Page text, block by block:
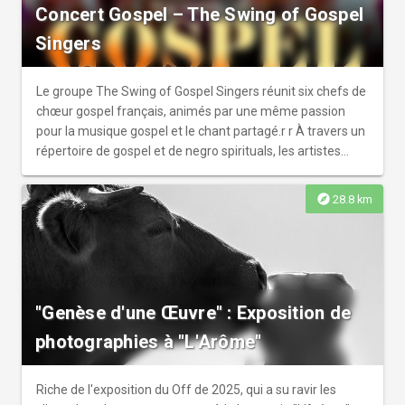
Concert Gospel – The Swing of Gospel
Singers
Le groupe The Swing of Gospel Singers réunit six chefs de
chœur gospel français, animés par une même passion
pour la musique gospel et le chant partagé.r r À travers un
répertoire de gospel et de negro spirituals, les artistes
d'espoir et de fraternité. Accompagnés d'un pianiste ou
interprétant certaines œuvres a cappella, ils revisitent les
grands classiques tout en proposant leurs propres
compositions et arrangements.r r Leurs voix aux timbres
chaleureux et complémentaires mettent à l'honneur la
tradition du « call and response », caractéristique de la
musique afro-américaine, offrant au public un moment de
explore 28.8 km
"Genèse d'une Œuvre" : Exposition de
photographies à "L'Arôme"
Riche de l'exposition du Off de 2025, qui a su ravir les